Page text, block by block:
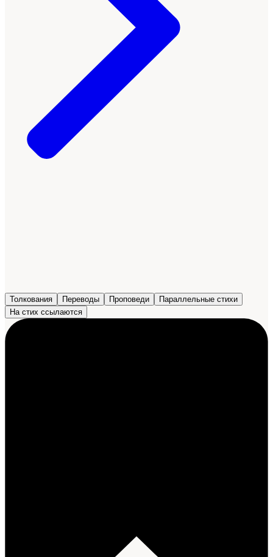
Толкования Переводы Проповеди
Параллельные стихи
На стих ссылаются